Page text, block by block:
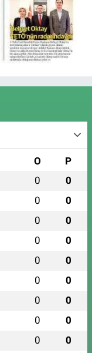
O P
0 0
0 0
0 0
0 0
0 0
0 0
0 0
0 0
0 0